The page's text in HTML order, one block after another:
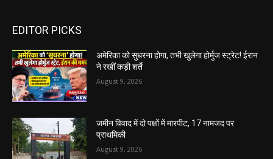
EDITOR PICKS
अमेरिका को सुधरना होगा, तभी खुलेगा होर्मुज स्ट्रेट! ईरान
ने रखीं कड़ी शर्ते
August 9, 2026
जमीन विवाद में दो पक्षों में मारपीट, 17 नामजद पर
प्राथमिकी
August 9, 2026